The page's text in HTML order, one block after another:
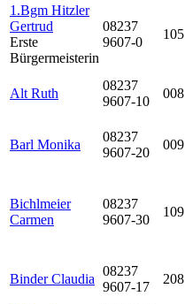
1.Bgm Hitzler
Gertrud
Erste
Bürgermeisterin
08237
9607-0
105
Alt Ruth
08237
9607-10
008
Barl Monika
08237
9607-20
009
Bichlmeier
Carmen
08237
9607-30
109
Binder Claudia
08237
9607-17
208